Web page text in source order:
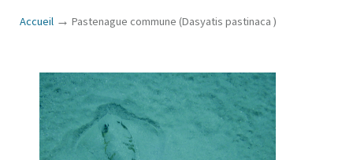
Accueil → Pastenague commune (Dasyatis pastinaca )